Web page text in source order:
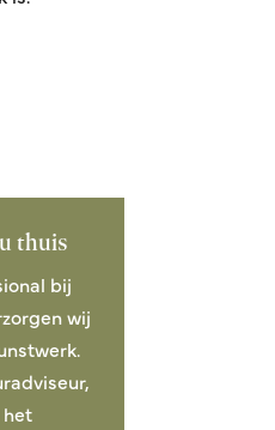
thuis
bij
wij